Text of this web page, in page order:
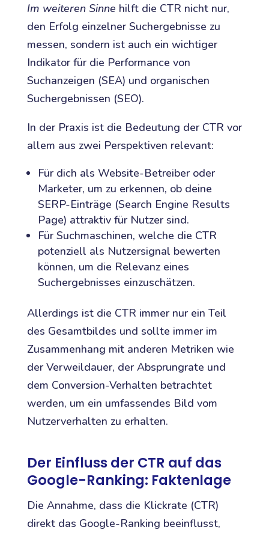
Im weiteren Sinne hilft die CTR nicht nur,
den Erfolg einzelner Suchergebnisse zu
messen, sondern ist auch ein wichtiger
Indikator für die Performance von
Suchanzeigen (SEA) und organischen
Suchergebnissen (SEO).
In der Praxis ist die Bedeutung der CTR vor
allem aus zwei Perspektiven relevant:
Für dich als Website-Betreiber oder
Marketer, um zu erkennen, ob deine
SERP-Einträge (Search Engine Results
Page) attraktiv für Nutzer sind.
Für Suchmaschinen, welche die CTR
potenziell als Nutzersignal bewerten
können, um die Relevanz eines
Suchergebnisses einzuschätzen.
Allerdings ist die CTR immer nur ein Teil
des Gesamtbildes und sollte immer im
Zusammenhang mit anderen Metriken wie
der Verweildauer, der Absprungrate und
dem Conversion-Verhalten betrachtet
werden, um ein umfassendes Bild vom
Nutzerverhalten zu erhalten.
Der Einfluss der CTR auf das
Google-Ranking: Faktenlage
Die Annahme, dass die Klickrate (CTR)
direkt das Google-Ranking beeinflusst,